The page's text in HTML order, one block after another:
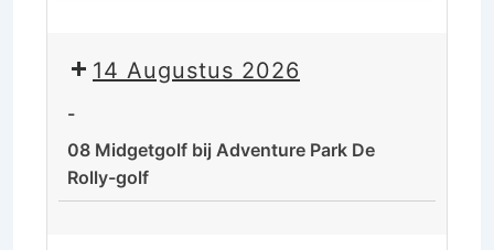
vanuit
14 Augustus 2026
-
08 Midgetgolf bij Adventure Park De
Rolly-golf